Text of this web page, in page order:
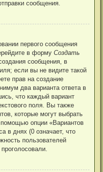
сообщения.
первого сообщения
в формуСоздать
сообщения, в
если вы не видите такой
прав на создание
два варианта ответа в
что каждый вариант
поля. Вы также
которые могут выбрать
помощью опции «Вариантов
в днях (0 означает, что
пользователей